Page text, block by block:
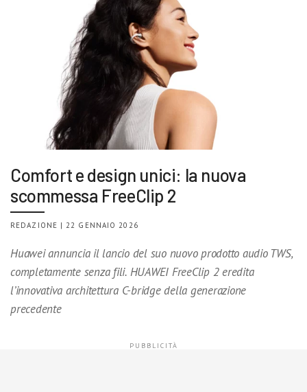
Comfort e design unici: la nuova
scommessa FreeClip 2
REDAZIONE | 22 GENNAIO 2026
Huawei annuncia il lancio del suo nuovo prodotto audio TWS,
completamente senza fili. HUAWEI FreeClip 2 eredita
l’innovativa architettura C-bridge della generazione
precedente